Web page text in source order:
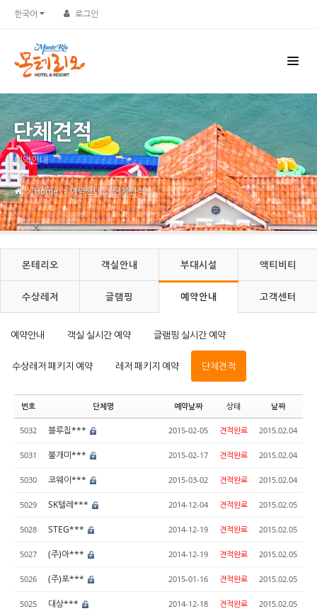
한국어 로그인
단체견적
예약안내
Home 예약안내 단체견적
몬테리오 객실안내 부대시설 액티비티
수상레저 글램핑 예약안내 고객센터
예약안내 객실 실시간 예약 글램핑 실시간 예약
수상레저 패키지 예약 레저 패키지 예약 단체견적
번호 단체명 예약날짜 상태 날짜
5032 블루칩*** 2015-02-05 견적완료 2015.02.04
5031 불개미*** 2015-02-17 견적완료 2015.02.04
5030 코웨이*** 2015-03-02 견적완료 2015.02.04
5029 SK텔레*** 2014-12-04 견적완료 2015.02.05
5028 STEG*** 2014-12-19 견적완료 2015.02.05
5027 (주)아*** 2014-12-19 견적완료 2015.02.05
5026 (주)포*** 2015-01-16 견적완료 2015.02.05
5025 대상*** 2014-12-18 견적완료 2015.02.05
Sketchbook5, 스케치북5